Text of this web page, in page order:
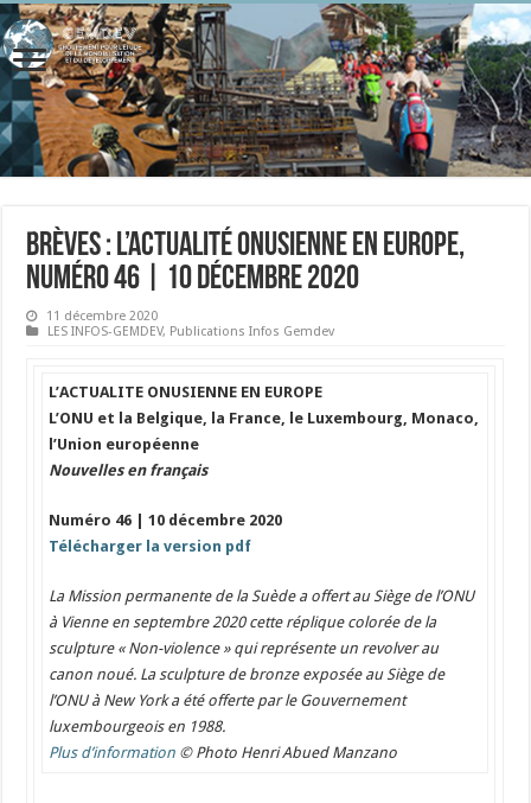
Brèves : l’actualité onusienne en Europe,
numéro 46 | 10 décembre 2020
11 décembre 2020
LES INFOS-GEMDEV, Publications Infos Gemdev
L’ACTUALITE ONUSIENNE EN EUROPE
L’ONU et la Belgique, la France, le Luxembourg, Monaco,
l’Union européenne
Nouvelles en français
Numéro 46 | 10 décembre 2020
Télécharger la version pdf
La Mission permanente de la Suède a offert au Siège de l’ONU
à Vienne en septembre 2020 cette réplique colorée de la
sculpture « Non-violence » qui représente un revolver au
canon noué. La sculpture de bronze exposée au Siège de
l’ONU à New York a été offerte par le Gouvernement
luxembourgeois en 1988.
Plus d’information© Photo Henri Abued Manzano⠀